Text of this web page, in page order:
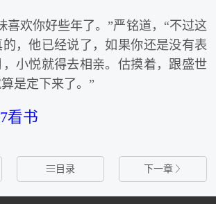
喜欢你好些年了。”严铭道，“不过这
，他已经说了，如果你还是没有表
小悦就得去相亲。估摸着，跟盛世
是定下来了。”
看书
目录 下一章